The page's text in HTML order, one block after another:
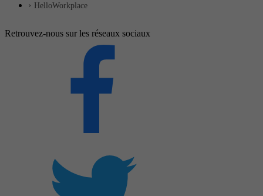
HelloWorkplace
Retrouvez-nous sur les réseaux sociaux